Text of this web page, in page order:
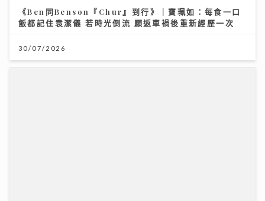
《Ben同Benson『Chur』到行》｜寶珮如：每食一口
飯都記住袁潔儀 若時光倒流 願返車禍後重新經歷一次
30/07/2026